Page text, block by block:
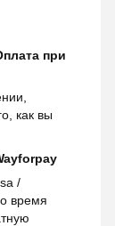
при
как вы
/
время